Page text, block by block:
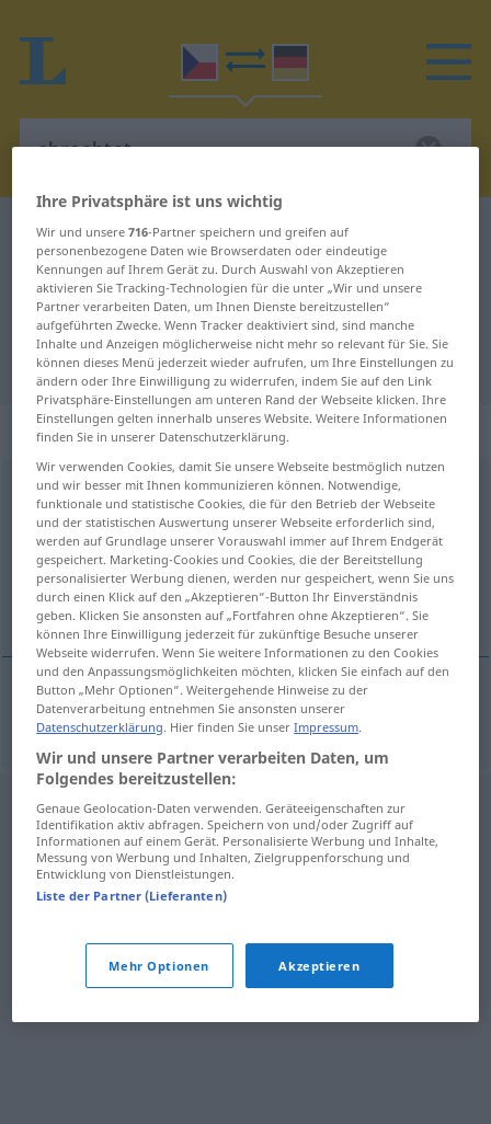
Tschechisch-Deutsch Wörterbuch chrochtat
Tschechisch-Deutsch Übersetzung
für "chrochtat"
"chrochtat" Deutsch Übersetzung
„chrochtat“
chrochtat(za- )
Übersicht aller Übersetzungen
(Für mehr Details die Übersetzung anklicken/antippen)
grunzen
grunzenSchwein chrochtat
Ihre Privatsphäre ist uns wichtig
Wir und unsere716-Partner speichern und greifen auf
personenbezogene Daten wie Browserdaten oder eindeutige
Kennungen auf Ihrem Gerät zu. Durch Auswahl von Akzeptieren
aktivieren Sie Tracking-Technologien für die unter „Wir und unsere
Partner verarbeiten Daten, um Ihnen Dienste bereitzustellen“
aufgeführten Zwecke. Wenn Tracker deaktiviert sind, sind manche
Inhalte und Anzeigen möglicherweise nicht mehr so relevant für Sie. Sie
können dieses Menü jederzeit wieder aufrufen, um Ihre Einstellungen zu
ändern oder Ihre Einwilligung zu widerrufen, indem Sie auf den Link
Privatsphäre-Einstellungen am unteren Rand der Webseite klicken. Ihre
Einstellungen gelten innerhalb unseres Website. Weitere Informationen
finden Sie in unserer Datenschutzerklärung.
Wir verwenden Cookies, damit Sie unsere Webseite bestmöglich nutzen
und wir besser mit Ihnen kommunizieren können. Notwendige,
funktionale und statistische Cookies, die für den Betrieb der Webseite
und der statistischen Auswertung unserer Webseite erforderlich sind,
werden auf Grundlage unserer Vorauswahl immer auf Ihrem Endgerät
gespeichert. Marketing-Cookies und Cookies, die der Bereitstellung
personalisierter Werbung dienen, werden nur gespeichert, wenn Sie uns
durch einen Klick auf den „Akzeptieren“-Button Ihr Einverständnis
geben. Klicken Sie ansonsten auf „Fortfahren ohne Akzeptieren“. Sie
können Ihre Einwilligung jederzeit für zukünftige Besuche unserer
Webseite widerrufen. Wenn Sie weitere Informationen zu den Cookies
und den Anpassungsmöglichkeiten möchten, klicken Sie einfach auf den
Button „Mehr Optionen“. Weitergehende Hinweise zu der
Datenverarbeitung entnehmen Sie ansonsten unserer
Datenschutzerklärung. Hier finden Sie unserImpressum.
Wir und unsere Partner verarbeiten Daten, um
Folgendes bereitzustellen:
Genaue Geolocation-Daten verwenden. Geräteeigenschaften zur
Identifikation aktiv abfragen. Speichern von und/oder Zugriff auf
Informationen auf einem Gerät. Personalisierte Werbung und Inhalte,
Messung von Werbung und Inhalten, Zielgruppenforschung und
Entwicklung von Dienstleistungen.
Liste der Partner (Lieferanten)
Mehr Optionen Akzeptieren